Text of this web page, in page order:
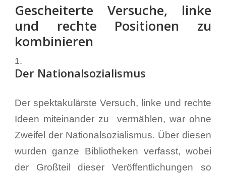
Gescheiterte Versuche, linke
und rechte Positionen zu
kombinieren
Der Nationalsozialismus
Der spektakulärste Versuch, linke und rechte
Ideen miteinander zu vermählen, war ohne
Zweifel der Nationalsozialismus. Über diesen
wurden ganze Bibliotheken verfasst, wobei
der Großteil dieser Veröffentlichungen so